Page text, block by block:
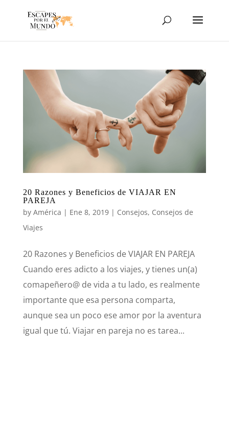
20 Razones y Beneficios de VIAJAR EN
PAREJA
by América | Ene 8, 2019| Consejos, Consejos de
Viajes
20 Razones y Beneficios de VIAJAR EN PAREJA
Cuando eres adicto a los viajes, y tienes un(a)
comapeñero@ de vida a tu lado, es realmente
importante que esa persona comparta,
aunque sea un poco ese amor por la aventura
igual que tú. Viajar en pareja no es tarea...